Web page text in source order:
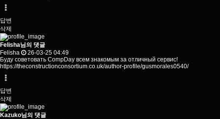
답변
삭제
Felisha님의 댓글
Felisha
26-03-25 04:49
Буду советовать CompDay всем знакомым за отличный сервис!
https://theconstructionconsortium.co.uk/author-profile/gusmorales0540/
답변
삭제
Kazuko님의 댓글